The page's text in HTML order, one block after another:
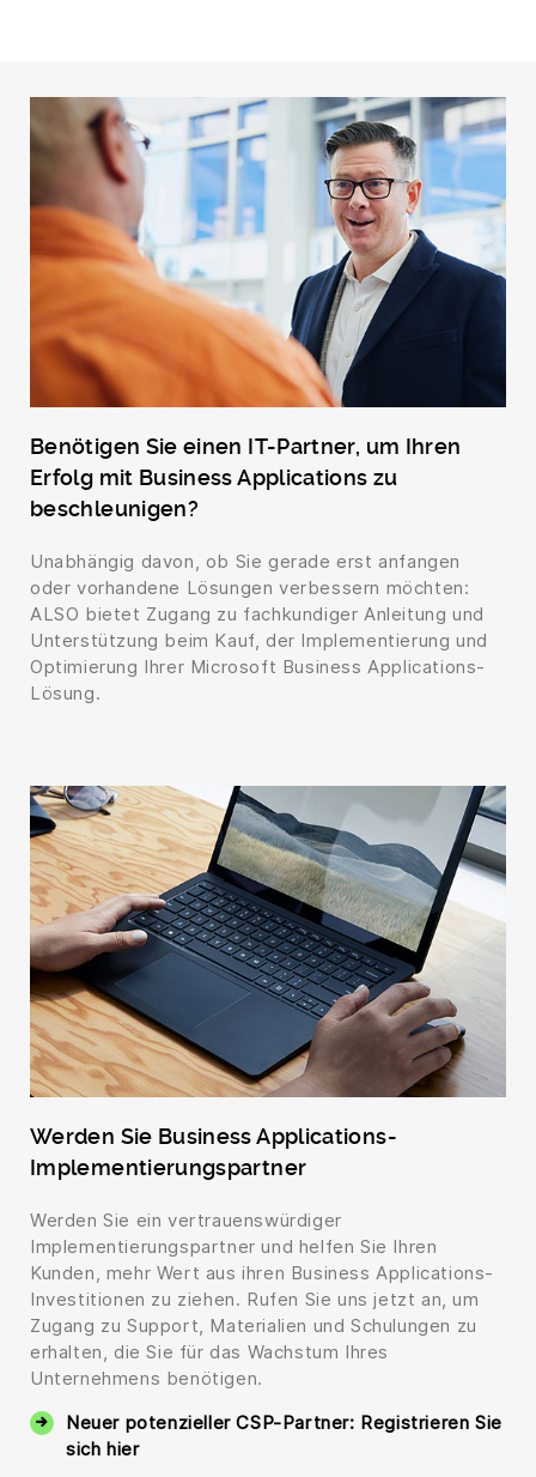
Benötigen Sie einen IT-Partner, um Ihren
Erfolg mit Business Applications zu
beschleunigen?
Unabhängig davon, ob Sie gerade erst anfangen
oder vorhandene Lösungen verbessern möchten:
ALSO bietet Zugang zu fachkundiger Anleitung und
Unterstützung beim Kauf, der Implementierung und
Optimierung Ihrer Microsoft Business Applications-
Lösung.
Werden Sie Business Applications-
Implementierungspartner
Werden Sie ein vertrauenswürdiger
Implementierungspartner und helfen Sie Ihren
Kunden, mehr Wert aus ihren Business Applications-
Investitionen zu ziehen. Rufen Sie uns jetzt an, um
Zugang zu Support, Materialien und Schulungen zu
erhalten, die Sie für das Wachstum Ihres
Unternehmens benötigen.
Neuer potenzieller CSP-Partner: Registrieren Sie
sich hier